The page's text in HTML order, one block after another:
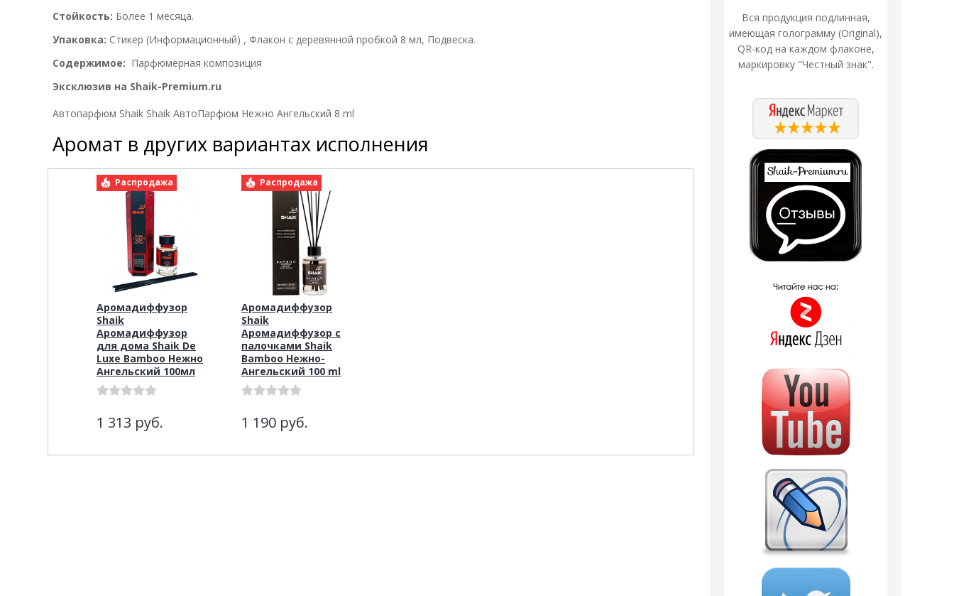
Вся продукция подлинная,
имеющая голограмму (Original),
QR-код на каждом флаконе,
маркировку "Честный знак".
Стойкость: Более 1 месяца.
Упаковка: Стикер (Информационный) , Флакон с деревянной пробкой 8 мл, Подвеска.
Содержимое: Парфюмерная композиция
Эксклюзив на Shaik-Premium.ru
Автопарфюм Shaik Shaik АвтоПарфюм Нежно Ангельский 8 ml
Аромат в других вариантах исполнения
Распродажа
Аромадиффузор
Shaik
Аромадиффузор
для дома Shaik De
Luxe Bamboo Нежно
Ангельский 100мл
1 313 руб.
Распродажа
Аромадиффузор
Shaik
Аромадиффузор с
палочками Shaik
Bamboo Нежно-
Ангельский 100 ml
1 190 руб.